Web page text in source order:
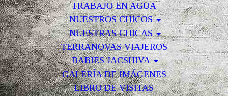
TRABAJO EN AGUA
NUESTROS CHICOS
NUESTRAS CHICAS
TERRANOVAS VIAJEROS
BABIES JACSHIVA
GALERÍA DE IMÁGENES
LIBRO DE VISITAS